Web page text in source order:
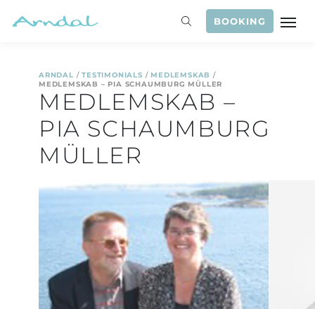
BOOKING
ARNDAL /TESTIMONIALS / MEDLEMSKAB /
MEDLEMSKAB – PIA SCHAUMBURG MÜLLER
MEDLEMSKAB –
PIA SCHAUMBURG
MÜLLER